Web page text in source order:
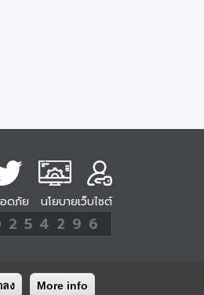
ลง More info
ดภัย นโยบายเว็บไซต์
ง
2 5 4 2 9 6